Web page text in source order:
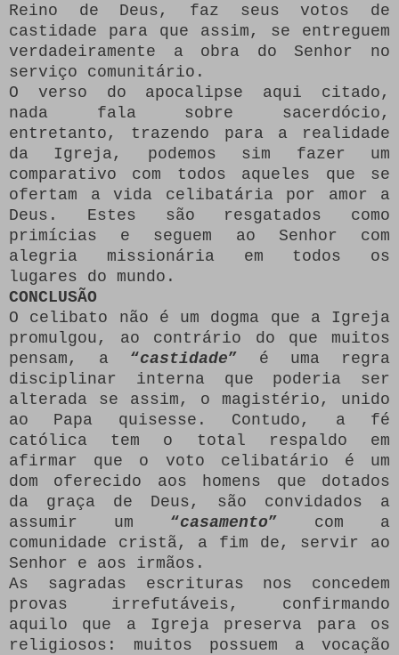
Reino de Deus, faz seus votos de
castidade para que assim, se entreguem
verdadeiramente a obra do Senhor no
serviço comunitário.
O verso do apocalipse aqui citado,
nada fala sobre sacerdócio,
entretanto, trazendo para a realidade
da Igreja, podemos sim fazer um
comparativo com todos aqueles que se
ofertam a vida celibatária por amor a
Deus. Estes são resgatados como
primícias e seguem ao Senhor com
alegria missionária em todos os
lugares do mundo.
CONCLUSÃO
O celibato não é um dogma que a Igreja
promulgou, ao contrário do que muitos
pensam, a “castidade” é uma regra
disciplinar interna que poderia ser
alterada se assim, o magistério, unido
ao Papa quisesse. Contudo, a fé
católica tem o total respaldo em
afirmar que o voto celibatário é um
dom oferecido aos homens que dotados
da graça de Deus, são convidados a
assumir um “casamento” com a
comunidade cristã, a fim de, servir ao
Senhor e aos irmãos.
As sagradas escrituras nos concedem
provas irrefutáveis, confirmando
aquilo que a Igreja preserva para os
religiosos: muitos possuem a vocação